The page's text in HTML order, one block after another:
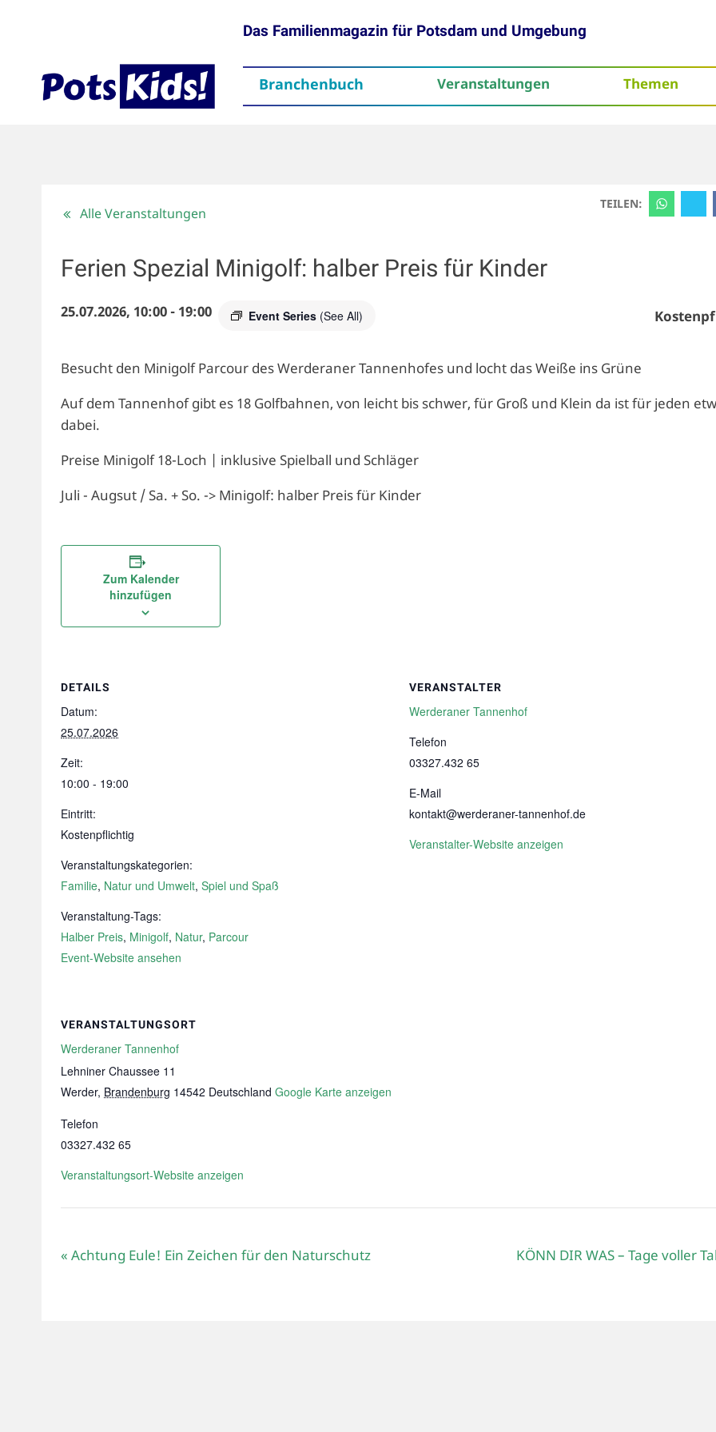
Das Familienmagazin für Potsdam und Umgebung
Branchenbuch Veranstaltungen Themen
TEILEN:
Alle Veranstaltungen
Ferien Spezial Minigolf: halber Preis für Kinder
25.07.2026, 10:00- 19:00 Event Series (See All)
Besucht den Minigolf Parcour des Werderaner Tannenhofes und locht das Weiße ins Grüne
Auf dem Tannenhof gibt es 18 Golfbahnen, von leicht bis schwer, für Groß und Klein da ist für jeden
dabei.
Preise Minigolf 18-Loch | inklusive Spielball und Schläger
Juli - Augsut / Sa. + So. -> Minigolf: halber Preis für Kinder
Zum Kalender
hinzufügen
DETAILS
Datum:
25.07.2026
Zeit:
10:00 - 19:00
Eintritt:
Kostenpflichtig
Veranstaltungskategorien:
Familie, Natur und Umwelt, Spiel und Spaß
Veranstaltung-Tags:
Halber Preis, Minigolf, Natur, Parcour
Event-Website ansehen
VERANSTALTER
Werderaner Tannenhof
Telefon
03327.432 65
E-Mail
kontakt@werderaner-tannenhof.de
Veranstalter-Website anzeigen
VERANSTALTUNGSORT
Werderaner Tannenhof
Lehniner Chaussee 11
Werder, Brandenburg 14542 Deutschland Google Karte anzeigen
Telefon
03327.432 65
Veranstaltungsort-Website anzeigen
« Achtung Eule! Ein Zeichen für den Naturschutz KÖNN DIR WAS – Tage voller
ThemenAktuelles